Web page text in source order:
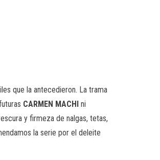
que la antecedieron. La trama
CARMEN MACHI ni
y firmeza de nalgas, tetas,
la serie por el deleite